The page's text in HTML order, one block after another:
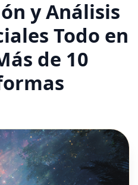
y Análisis
Todo en
de 10